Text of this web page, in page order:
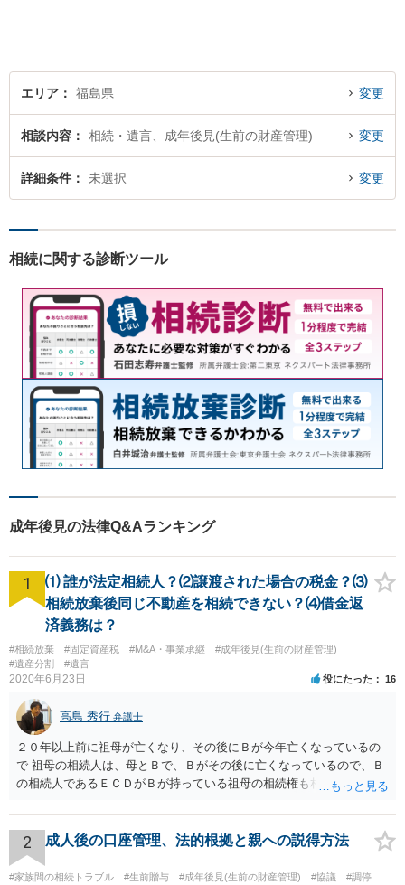
エリア 福島県 変更
相談内容 相続・遺言、成年後見(生前の財産管理) 変更
詳細条件 未選択 変更
相続に関する診断ツール
成年後見の法律Q&Aランキング
1
⑴ 誰が法定相続人？⑵譲渡された場合の税金？⑶
相続放棄後同じ不動産を相続できない？⑷借金返
済義務は？
#相続放棄 #固定資産税 #M&A・事業承継
#成年後見(生前の財産管理)
#遺産分割
#遺言
2020年6月23日 役にたった 16
高島 秀行 弁護士
２０年以上前に祖母が亡くなり、その後にＢが今年亡くなっているの
で 祖母の相続人は、母とＢで、Ｂがその後に亡くなっているので、Ｂ
の相続人であるＥＣＤがＢが持っている祖母の相続権も相続すること
Ｅも行う必要があります。 Ｂの配偶者であるＥは常にＢの相続人とな
ります。
2 成人後の口座管理、法的根拠と親への説得方法
#家族間の相続トラブル #生前贈与 #成年後見(生前の財産管理) #協議 #調停